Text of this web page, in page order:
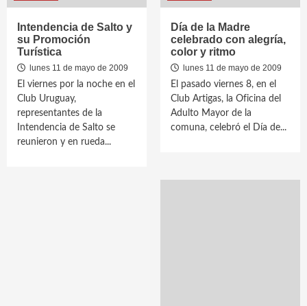
Intendencia de Salto y
su Promoción
Turística
lunes 11 de mayo de 2009
El viernes por la noche en el
Club Uruguay,
representantes de la
Intendencia de Salto se
reunieron y en rueda...
Día de la Madre
celebrado con alegría,
color y ritmo
lunes 11 de mayo de 2009
El pasado viernes 8, en el
Club Artigas, la Oficina del
Adulto Mayor de la
comuna, celebró el Día de...